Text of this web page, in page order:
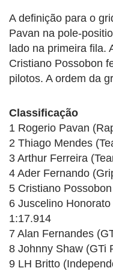
A definição para o
Pavan na pole-
lado na primeira fila.
Cristiano Possobon
pilotos. A ordem da
Classificação
1 Rogerio Pavan
2 Thiago Mendes
3 Arthur Ferreira
4 Ader Fernando
5 Cristiano
6 Juscelino
1:17.914
7 Alan Fernandes
8 Johnny Shaw (GTi
9 LH Britto